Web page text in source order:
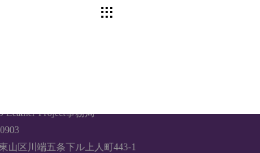
Leather Project事務局
山区川端五条下ル上人町443-1